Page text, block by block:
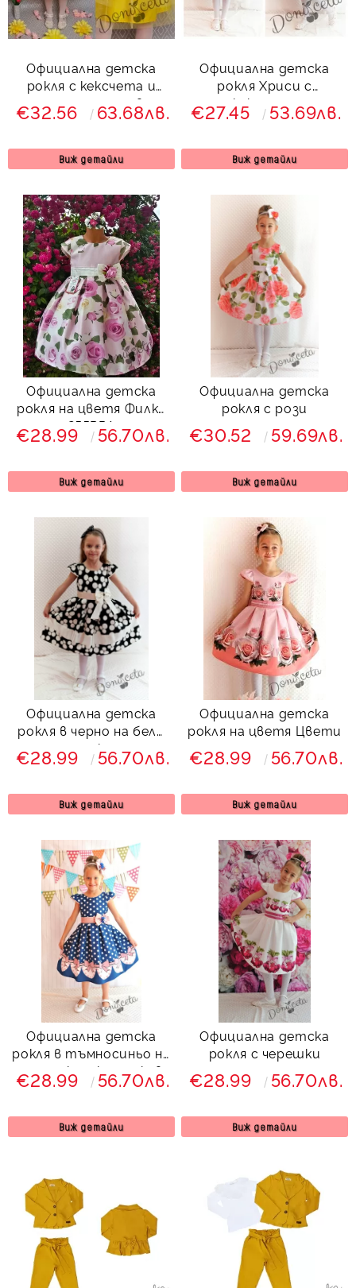
Официална детска
рокля с кексчета и
тюл на пластове
57293/288-255 К
€32.56 63.68лв.
Виж детайли
Официална детска
рокля Хриси с
кексчета
€27.45 53.69лв.
Виж детайли
Официална детска
рокля на цветя Филка
255РРА
€28.99 56.70лв.
Виж детайли
Официална детска
рокля с рози
€30.52 59.69лв.
Виж детайли
Официална детска
рокля в черно на бели
точки
€28.99 56.70лв.
Виж детайли
Официална детска
рокля на цветя Цвети
€28.99 56.70лв.
Виж детайли
Официална детска
рокля в тъмносиньо на
панделки с къс ръкав
Мисисипи
€28.99 56.70лв.
Виж детайли
Официална детска
рокля с черешки
€28.99 56.70лв.
Виж детайли